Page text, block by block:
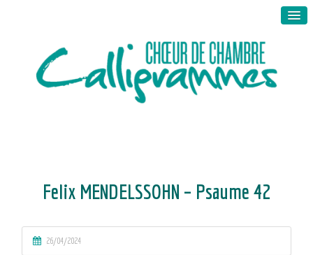
Felix MENDELSSOHN – Psaume 42
26/04/2024